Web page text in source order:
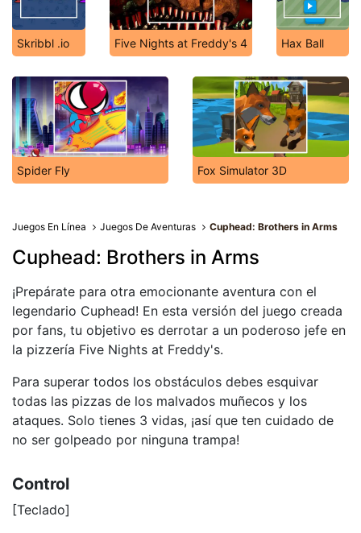
Skribbl .io Five Nights at Freddy's 4 Hax Ball
Spider Fly Fox Simulator 3D
Juegos En Línea Juegos De Aventuras Cuphead: Brothers in Arms
Cuphead: Brothers in Arms
¡Prepárate para otra emocionante aventura con el
legendario Cuphead! En esta versión del juego creada
por fans, tu objetivo es derrotar a un poderoso jefe en
la pizzería Five Nights at Freddy's.
Para superar todos los obstáculos debes esquivar
todas las pizzas de los malvados muñecos y los
ataques. Solo tienes 3 vidas, ¡así que ten cuidado de
no ser golpeado por ninguna trampa!
Control
[Teclado]